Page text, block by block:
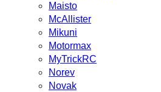
Maisto
McAllister
Mikuni
Motormax
MyTrickRC
Norev
Novak